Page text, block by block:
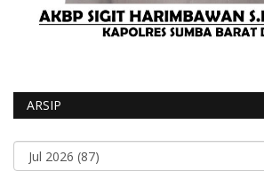
ARSIP